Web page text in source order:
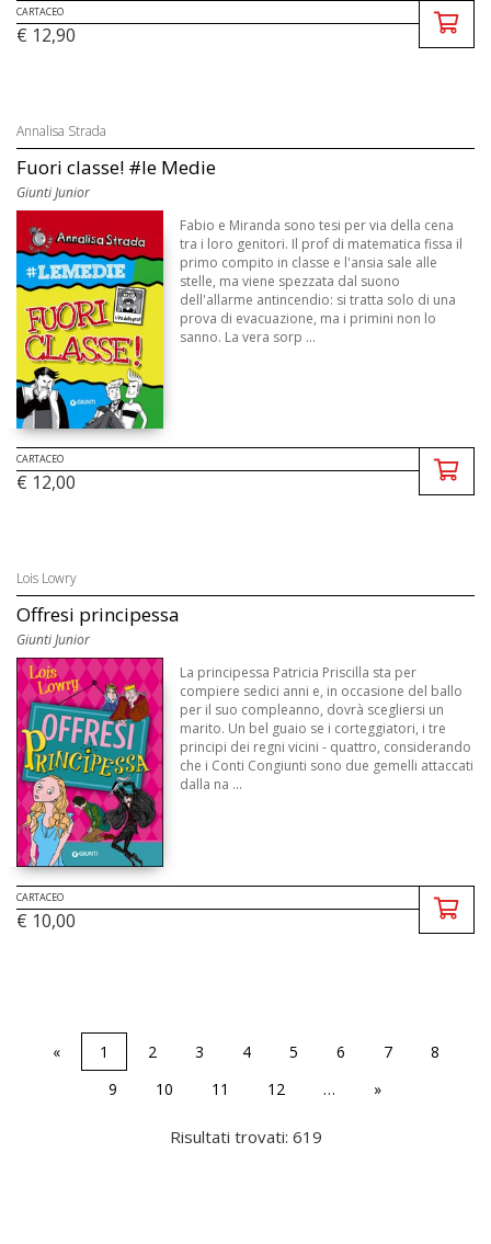
CARTACEO
€ 12,90
Annalisa Strada
Fuori classe! #le Medie
Giunti Junior
Fabio e Miranda sono tesi per via della cena
tra i loro genitori. Il prof di matematica fissa il
primo compito in classe e l'ansia sale alle
stelle, ma viene spezzata dal suono
dell'allarme antincendio: si tratta solo di una
prova di evacuazione, ma i primini non lo
sanno. La vera sorp ...
CARTACEO
€ 12,00
Lois Lowry
Offresi principessa
Giunti Junior
La principessa Patricia Priscilla sta per
compiere sedici anni e, in occasione del ballo
per il suo compleanno, dovrà scegliersi un
marito. Un bel guaio se i corteggiatori, i tre
principi dei regni vicini - quattro, considerando
che i Conti Congiunti sono due gemelli attaccati
dalla na ...
CARTACEO
€ 10,00
« 1 2 3 4 5 6 7
8
9
10 11 12 … »
Risultati trovati: 619